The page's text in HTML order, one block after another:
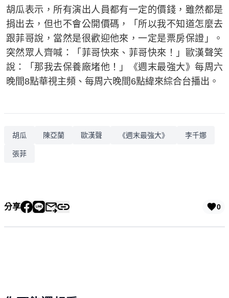
胡瓜表示，所有演出人員都有一定的價錢，雖然都是
捐出去，但也不會公開價碼，「所以我不知道怎麼去
跟菲哥說，當然是很歡迎他來，一定是票房保證」。
突然眾人齊喊：「菲哥快來、菲哥快來！」歐漢聲笑
說：「那我去保養廠堵他！」《週末最強大》每周六
晚間8點華視主頻、每周六晚間6點緯來綜合台播出。
胡瓜 陳亞蘭 歐漢聲 《週末最強大》 李千娜
張菲
分享 0